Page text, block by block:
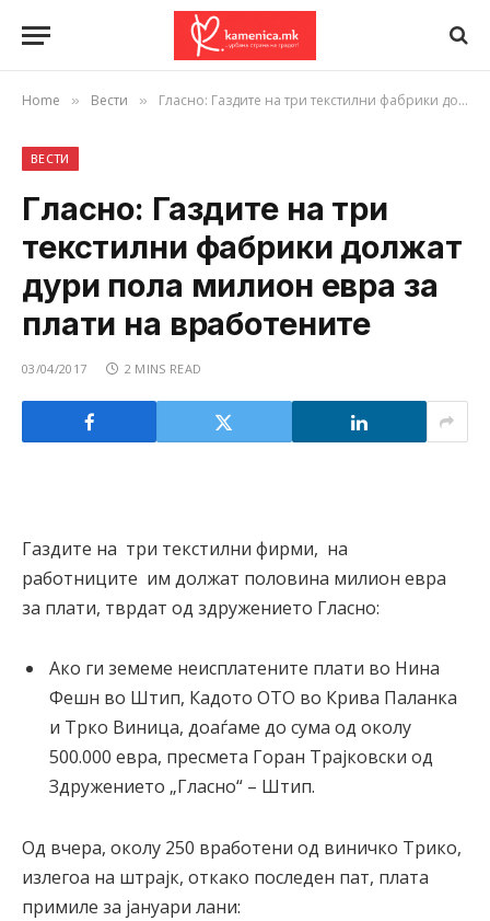
Home » Вести » Гласно: Газдите на три текстилни фабрики должат дури пола милион евра за плати на вработените
ВЕСТИ
Гласно: Газдите на три
текстилни фабрики должат
дури пола милион евра за
плати на вработените
03/04/2017 2 MINS READ
Газдите на три текстилни фирми, на
работниците им должат половина милион евра
за плати, тврдат од здружението Гласно:
Ако ги земеме неисплатените плати во Нина
Фешн во Штип, Кадото ОТО во Крива Паланка
и Трко Виница, доаѓаме до сума од околу
500.000 евра, пресмета Горан Трајковски од
Здружението „Гласно“ – Штип.
Од вчера, околу 250 вработени од виничко Трико,
излегоа на штрајк, откако последен пат, плата
примиле за јануари лани: